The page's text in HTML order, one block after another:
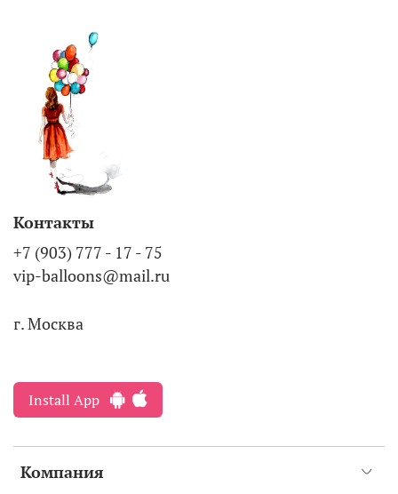
Компания
Контакты
+7 (903) 777 - 17 - 75
vip-balloons@mail.ru
г. Москва
Install App